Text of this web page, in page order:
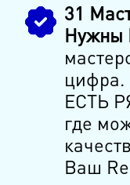
31
Нужны
цифра.
ЕСТЬ
где
Ваш